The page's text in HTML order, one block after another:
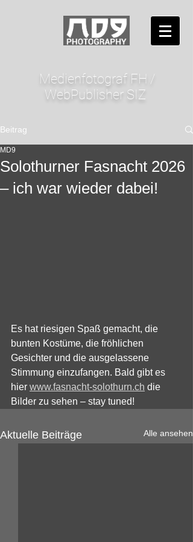
Medienfotograf FH /
WebPublisher SIZ
Beitrag
Solothurner Fasnacht 2026
– ich war wieder dabei!
MD9
Es hat riesigen Spaß gemacht, die
bunten Kostüme, die fröhlichen
Gesichter und die ausgelassene
Stimmung einzufangen. Bald gibt es
hier www.fasnacht-solothurn.ch die
Bilder zu sehen – stay tuned!
Aktuelle Beiträge Alle ansehen